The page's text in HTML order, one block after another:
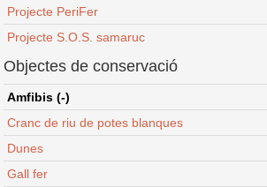
Projecte PeriFer
Projecte S.O.S. samaruc
Objectes de conservació
Amfibis (-)
Cranc de riu de potes blanques
Dunes
Gall fer